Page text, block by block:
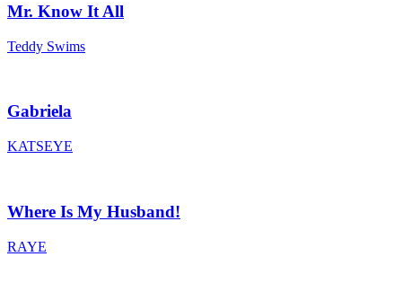
Mr. Know It All
Teddy Swims
Gabriela
KATSEYE
Where Is My Husband!
RAYE